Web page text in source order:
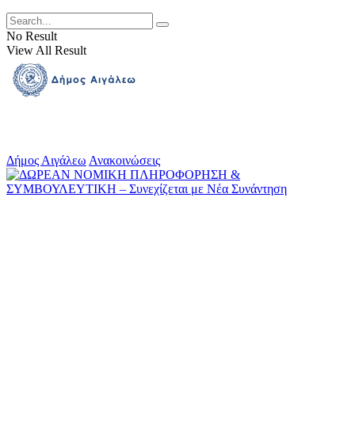
No Result
View All Result
Δήμος Αιγάλεω Ανακοινώσεις